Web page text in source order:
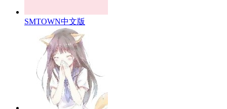
SMTOWN中文版